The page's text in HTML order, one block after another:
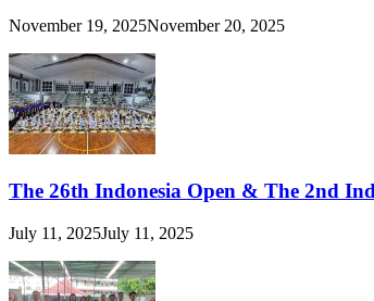
November 19, 2025November 20, 2025
The 26th Indonesia Open & The 2nd
July 11, 2025July 11, 2025